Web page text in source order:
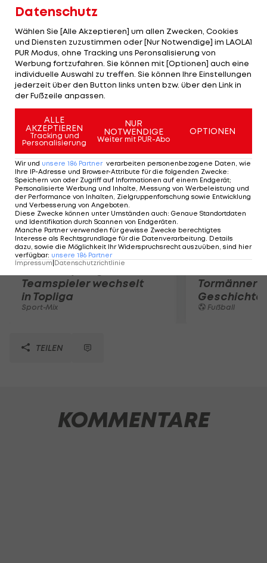
Semifinale den Deutschen David Thurner klar in
Südstadt-Schützlings ist der Neuseeländer Jose
Statham, der sich gegen den Schweden Christian
Lindell mit 6:2 und 6:1 durchsetzt. Reissig hat damit
die Chance auf seinen insgesamt vierten Titel bei
einem Future-Turnier.
Mehr zum Thema
Karrieresprung! ÖVV-
Teamspieler wechselt
in Topliga
Sport-Mix
Tormänner
Geschichte
Fußball
TEILEN
KOMMENTARE
Datenschutz
Wählen Sie [Alle Akzeptieren] um allen Zwecken, Cookies
und Diensten zuzustimmen oder [Nur Notwendige] im LAOLA1
PUR Modus, ohne Tracking uns Peronsalisierung von
Werbung fortzufahren. Sie können mit [Optionen] auch eine
individuelle Auswahl zu treffen. Sie können Ihre Einstellungen
jederzeit über den Button links unten bzw. über den Link in
der Fußzeile anpassen.
ALLE
AKZEPTIEREN
Tracking und
Personalisierung
NUR
NOTWENDIGE
Weiter mit PUR-Abo
OPTIONEN
Wir und unsere 186 Partner verarbeiten personenbezogene Daten, wie
Ihre IP-Adresse und Browser-Attribute für die folgenden Zwecke:
Speichern von oder Zugriff auf Informationen auf einem Endgerät;
Personalisierte Werbung und Inhalte, Messung von Werbeleistung und
der Performance von Inhalten, Zielgruppenforschung sowie Entwicklung
und Verbesserung von Angeboten.
Diese Zwecke können unter Umständen auch: Genaue Standortdaten
und Identifikation durch Scannen von Endgeräten.
Manche Partner verwenden für gewisse Zwecke berechtigtes
Interesse als Rechtsgrundlage für die Datenverarbeitung. Details
dazu, sowie die Möglichkeit Ihr Widerspruchsrecht auszuüben, sind hier
verfügbar: unsere 186 Partner
Impressum Datenschutzrichtlinie